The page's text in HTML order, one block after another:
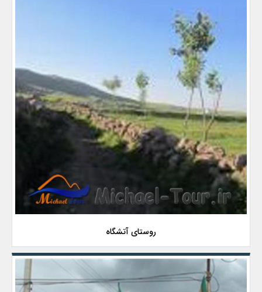
روستای آتشگاه